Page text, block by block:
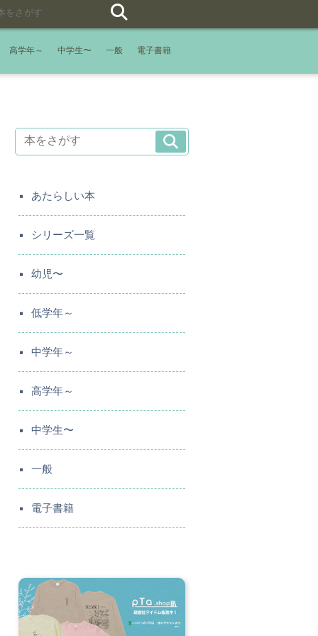
高学年～ 中学生〜 一般 電子書籍
あたらしい本
シリーズ一覧
幼児〜
低学年～
中学年～
高学年～
中学生〜
一般
電子書籍